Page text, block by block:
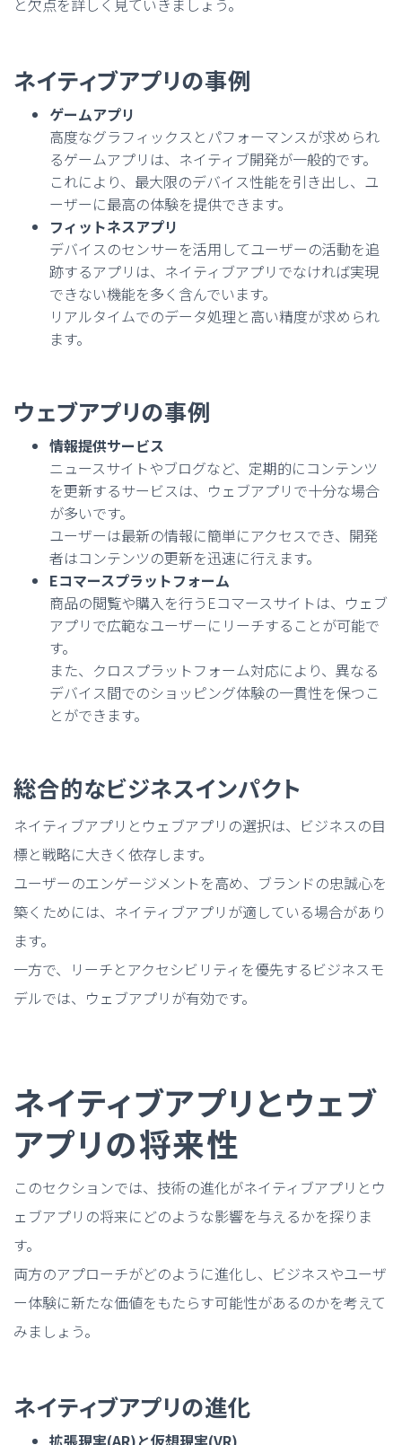
と欠点を詳しく見ていきましょう。
ネイティブアプリの事例
ゲームアプリ
高度なグラフィックスとパフォーマンスが求められ
るゲームアプリは、ネイティブ開発が一般的です。
これにより、最大限のデバイス性能を引き出し、ユ
ーザーに最高の体験を提供できます。
フィットネスアプリ
デバイスのセンサーを活用してユーザーの活動を追
跡するアプリは、ネイティブアプリでなければ実現
できない機能を多く含んでいます。
リアルタイムでのデータ処理と高い精度が求められ
ます。
ウェブアプリの事例
情報提供サービス
ニュースサイトやブログなど、定期的にコンテンツ
を更新するサービスは、ウェブアプリで十分な場合
が多いです。
ユーザーは最新の情報に簡単にアクセスでき、開発
者はコンテンツの更新を迅速に行えます。
Eコマースプラットフォーム
商品の閲覧や購入を行うEコマースサイトは、ウェブ
アプリで広範なユーザーにリーチすることが可能で
す。
また、クロスプラットフォーム対応により、異なる
デバイス間でのショッピング体験の一貫性を保つこ
とができます。
総合的なビジネスインパクト
ネイティブアプリとウェブアプリの選択は、ビジネスの目
標と戦略に大きく依存します。
ユーザーのエンゲージメントを高め、ブランドの忠誠心を
築くためには、ネイティブアプリが適している場合があり
ます。
一方で、リーチとアクセシビリティを優先するビジネスモ
デルでは、ウェブアプリが有効です。
ネイティブアプリとウェブ
アプリの将来性
このセクションでは、技術の進化がネイティブアプリとウ
ェブアプリの将来にどのような影響を与えるかを探りま
す。
両方のアプローチがどのように進化し、ビジネスやユーザ
ー体験に新たな価値をもたらす可能性があるのかを考えて
みましょう。
ネイティブアプリの進化
拡張現実(AR)と仮想現実(VR)